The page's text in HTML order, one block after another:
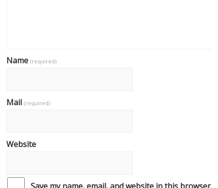
Name(required)
Mail(required)
Website